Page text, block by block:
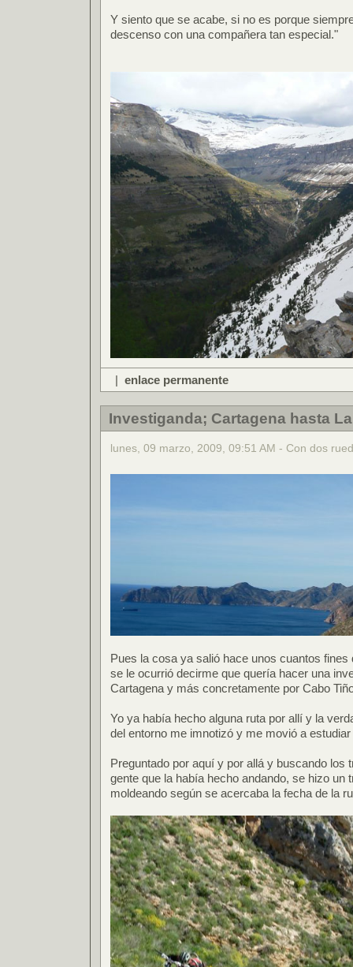
Y siento que se acabe, si no es porque
descenso con una compañera tan especial."
| enlace permanente
Investiganda; Cartagena hasta
lunes, 09 marzo, 2009, 09:51 AM - Con dos
Pues la cosa ya salió hace unos cuantos fines
se le ocurrió decirme que quería hacer una
Cartagena y más concretamente por Cabo
Yo ya había hecho alguna ruta por allí y la
del entorno me imnotizó y me movió a
Preguntado por aquí y por allá y buscando los
gente que la había hecho andando, se hizo un
moldeando según se acercaba la fecha de la